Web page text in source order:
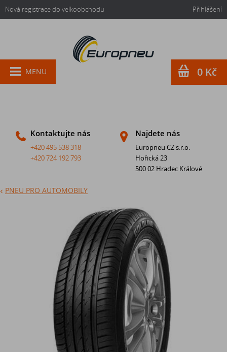
Nová registrace do velkoobchodu Přihlášení
Kontaktujte nás
+420 495 538 318
+420 724 192 793
Najdete nás
Europneu CZ s.r.o.
Hořická 23
500 02 Hradec Králové
MENU 0 Kč
PNEU PRO AUTOMOBILY